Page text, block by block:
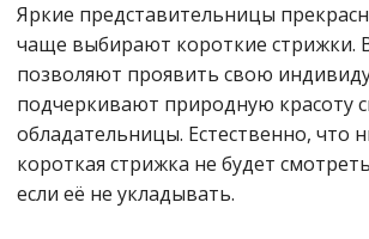
Яркие представительницы
чаще выбирают короткие стрижки.
позволяют проявить свою
подчеркивают природную красоту
обладательницы. Естественно, что
короткая стрижка не будет
если её не укладывать.